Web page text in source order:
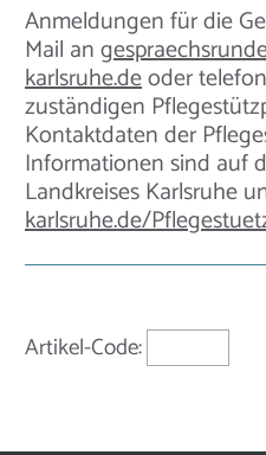
Anmeldungen für die
Mail an
karlsruhe.deoder
zuständigen
Kontaktdaten der
Informationen sind auf
Landkreises Karlsruhe
karlsruhe.de/
Artikel-Code: